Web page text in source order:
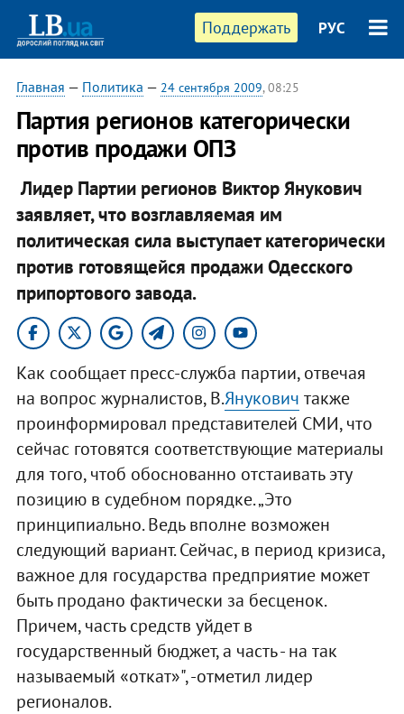
Поддержать РУС
Главная — Политика — 24 сентября 2009, 08:25
Партия регионов категорически
против продажи ОПЗ
Лидер Партии регионов Виктор Янукович
заявляет, что возглавляемая им
политическая сила выступает категорически
против готовящейся продажи Одесского
припортового завода.
Как сообщает пресс-служба партии, отвечая
на вопрос журналистов, В.Янукович также
проинформировал представителей СМИ, что
сейчас готовятся соответствующие материалы
для того, чтоб обоснованно отстаивать эту
позицию в судебном порядке. „Это
принципиально. Ведь вполне возможен
следующий вариант. Сейчас, в период кризиса,
важное для государства предприятие может
быть продано фактически за бесценок.
Причем, часть средств уйдет в
государственный бюджет, а часть - на так
называемый «откат»", -отметил лидер
регионалов.